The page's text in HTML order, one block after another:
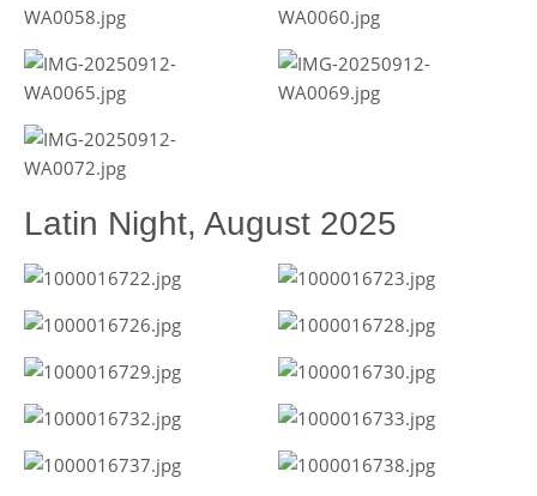
Latin Night, August 2025